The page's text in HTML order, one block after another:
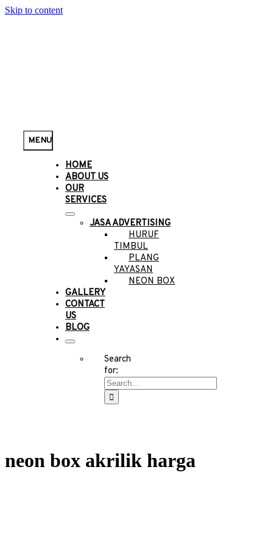
Skip to content
MENU
HOME
ABOUT US
OUR
SERVICES
JASA ADVERTISING
HURUF
TIMBUL
PLANG
YAYASAN
NEON BOX
GALLERY
CONTACT
US
BLOG
Search
for:
neon box akrilik harga